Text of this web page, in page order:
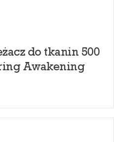
do tkanin 500
Awakening